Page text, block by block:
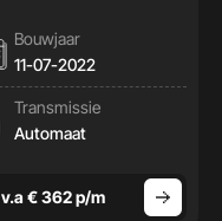
Bouwjaar
11-07-2022
Transmissie
Automaat
v.a € 362 p/m